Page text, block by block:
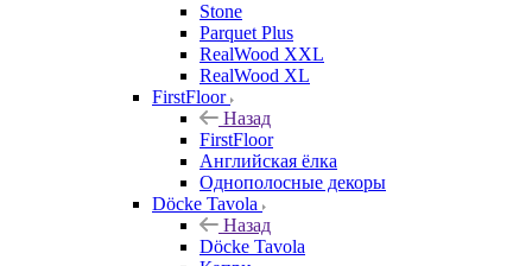
Stone
Parquet Plus
RealWood XXL
RealWood XL
FirstFloor
Назад
FirstFloor
Английская ёлка
Однополосные декоры
Döcke Tavola
Назад
Döcke Tavola